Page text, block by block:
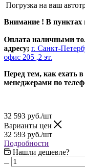
Погрузка на ваш
Внимание ! В пунктах
Оплата наличными
адресу; г. Санкт-
офис 205 ,2 эт.
Перед тем, как ехать
менеджерами по
32 593 руб./шт
Варианты цен
32 593 руб./шт
Подробности
Нашли дешевле?